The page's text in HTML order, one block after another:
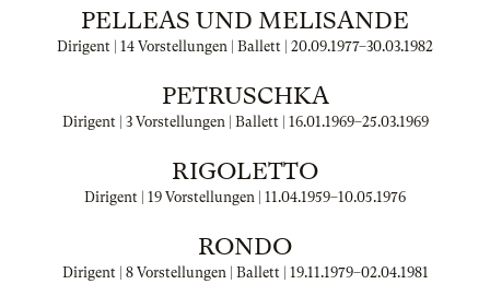
PELLEAS UND MELISANDE
Dirigent | 14 Vorstellungen | Ballett | 20.09.1977–30.03.1982
PETRUSCHKA
Dirigent | 3 Vorstellungen | Ballett | 16.01.1969–25.03.1969
RIGOLETTO
Dirigent | 19 Vorstellungen | 11.04.1959–10.05.1976
RONDO
Dirigent | 8 Vorstellungen | Ballett | 19.11.1979–02.04.1981